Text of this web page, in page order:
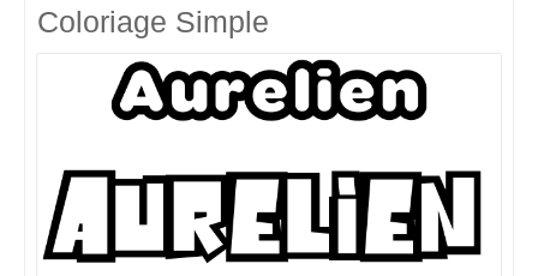
Coloriage Simple